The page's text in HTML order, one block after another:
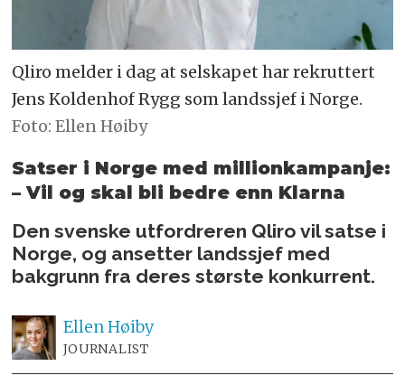
Qliro melder i dag at selskapet har rekruttert
Jens Koldenhof Rygg som landssjef i Norge.
Foto: Ellen Høiby
Satser i Norge med millionkampanje:
– Vil og skal bli bedre enn Klarna
Den svenske utfordreren Qliro vil satse i
Norge, og ansetter landssjef med
bakgrunn fra deres største konkurrent.
EllenHøiby
JOURNALIST